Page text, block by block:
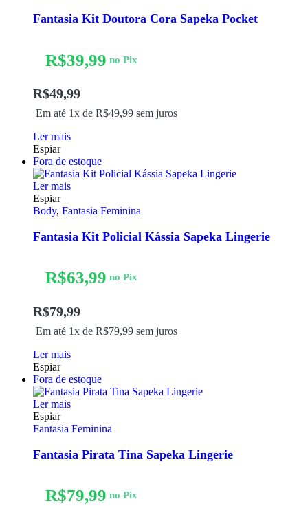
Fantasia Kit Doutora Cora Sapeka Pocket
R$49,99
Em até 1x de R$49,99 sem juros
R$39,99 no Pix
Ler mais
Espiar
Fora de estoque
Ler mais
Espiar
Body, Fantasia Feminina
Fantasia Kit Policial Kássia Sapeka Lingerie
R$79,99
Em até 1x de R$79,99 sem juros
R$63,99 no Pix
Ler mais
Espiar
Fora de estoque
Ler mais
Espiar
Fantasia Feminina
Fantasia Pirata Tina Sapeka Lingerie
R$79,99 no Pix